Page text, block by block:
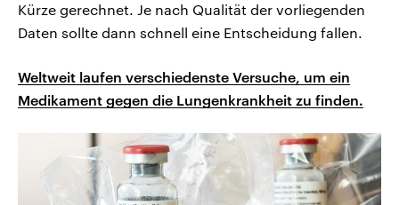
Kürze gerechnet. Je nach Qualität der vorliegenden
Daten sollte dann schnell eine Entscheidung fallen.
Weltweit laufen verschiedenste Versuche, um ein
Medikament gegen die Lungenkrankheit zu finden.